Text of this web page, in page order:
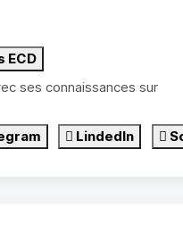
ECD
ses connaissances sur
LindedIn